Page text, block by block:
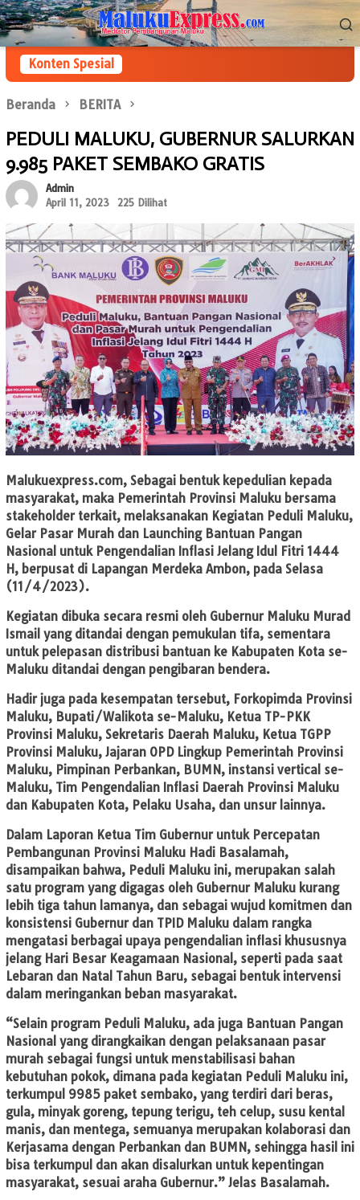
Loncat
ke
konten
Menu
Mobile
Konten Spesial
Beranda BERITA
PEDULI MALUKU, GUBERNUR SALURKAN
9.985 PAKET SEMBAKO GRATIS
Admin
April 11, 2023
225 Dilihat
Malukuexpress.com, Sebagai bentuk kepedulian kepada
masyarakat, maka Pemerintah Provinsi Maluku bersama
stakeholder terkait, melaksanakan Kegiatan Peduli Maluku,
Gelar Pasar Murah dan Launching Bantuan Pangan
Nasional untuk Pengendalian Inflasi Jelang Idul Fitri 1444
H, berpusat di Lapangan Merdeka Ambon, pada Selasa
(11/4/2023).
Kegiatan dibuka secara resmi oleh Gubernur Maluku Murad
Ismail yang ditandai dengan pemukulan tifa, sementara
untuk pelepasan distribusi bantuan ke Kabupaten Kota se-
Maluku ditandai dengan pengibaran bendera.
Hadir juga pada kesempatan tersebut, Forkopimda Provinsi
Maluku, Bupati/Walikota se-Maluku, Ketua TP-PKK
Provinsi Maluku, Sekretaris Daerah Maluku, Ketua TGPP
Provinsi Maluku, Jajaran OPD Lingkup Pemerintah Provinsi
Maluku, Pimpinan Perbankan, BUMN, instansi vertical se-
Maluku, Tim Pengendalian Inflasi Daerah Provinsi Maluku
dan Kabupaten Kota, Pelaku Usaha, dan unsur lainnya.
Dalam Laporan Ketua Tim Gubernur untuk Percepatan
Pembangunan Provinsi Maluku Hadi Basalamah,
disampaikan bahwa, Peduli Maluku ini, merupakan salah
satu program yang digagas oleh Gubernur Maluku kurang
lebih tiga tahun lamanya, dan sebagai wujud komitmen dan
konsistensi Gubernur dan TPID Maluku dalam rangka
mengatasi berbagai upaya pengendalian inflasi khususnya
jelang Hari Besar Keagamaan Nasional, seperti pada saat
Lebaran dan Natal Tahun Baru, sebagai bentuk intervensi
dalam meringankan beban masyarakat.
“Selain program Peduli Maluku, ada juga Bantuan Pangan
Nasional yang dirangkaikan dengan pelaksanaan pasar
murah sebagai fungsi untuk menstabilisasi bahan
kebutuhan pokok, dimana pada kegiatan Peduli Maluku ini,
terkumpul 9985 paket sembako, yang terdiri dari beras,
gula, minyak goreng, tepung terigu, teh celup, susu kental
manis, dan mentega, semuanya merupakan kolaborasi dan
Kerjasama dengan Perbankan dan BUMN, sehingga hasil ini
bisa terkumpul dan akan disalurkan untuk kepentingan
masyarakat, sesuai araha Gubernur.” Jelas Basalamah.